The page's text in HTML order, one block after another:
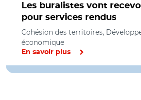
Les buralistes vont
pour services rendus
Cohésion des territoires,
économique
En savoir plus